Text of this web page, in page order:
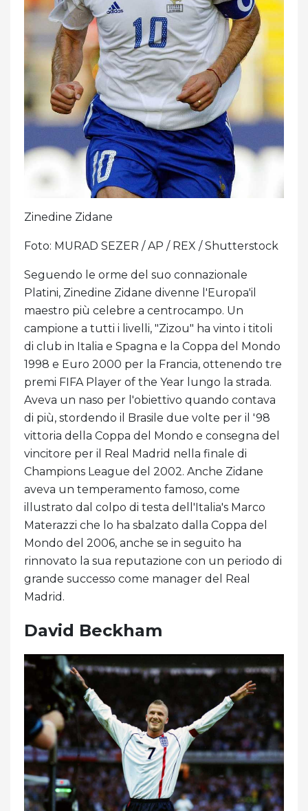
Zinedine Zidane
Foto: MURAD SEZER / AP / REX / Shutterstock
Seguendo le orme del suo connazionale
Platini, Zinedine Zidane divenne l'Europa'il
maestro più celebre a centrocampo. Un
campione a tutti i livelli, "Zizou" ha vinto i titoli
di club in Italia e Spagna e la Coppa del Mondo
1998 e Euro 2000 per la Francia, ottenendo tre
premi FIFA Player of the Year lungo la strada.
Aveva un naso per l'obiettivo quando contava
di più, stordendo il Brasile due volte per il '98
vittoria della Coppa del Mondo e consegna del
vincitore per il Real Madrid nella finale di
Champions League del 2002. Anche Zidane
aveva un temperamento famoso, come
illustrato dal colpo di testa dell'Italia's Marco
Materazzi che lo ha sbalzato dalla Coppa del
Mondo del 2006, anche se in seguito ha
rinnovato la sua reputazione con un periodo di
grande successo come manager del Real
Madrid.
David Beckham